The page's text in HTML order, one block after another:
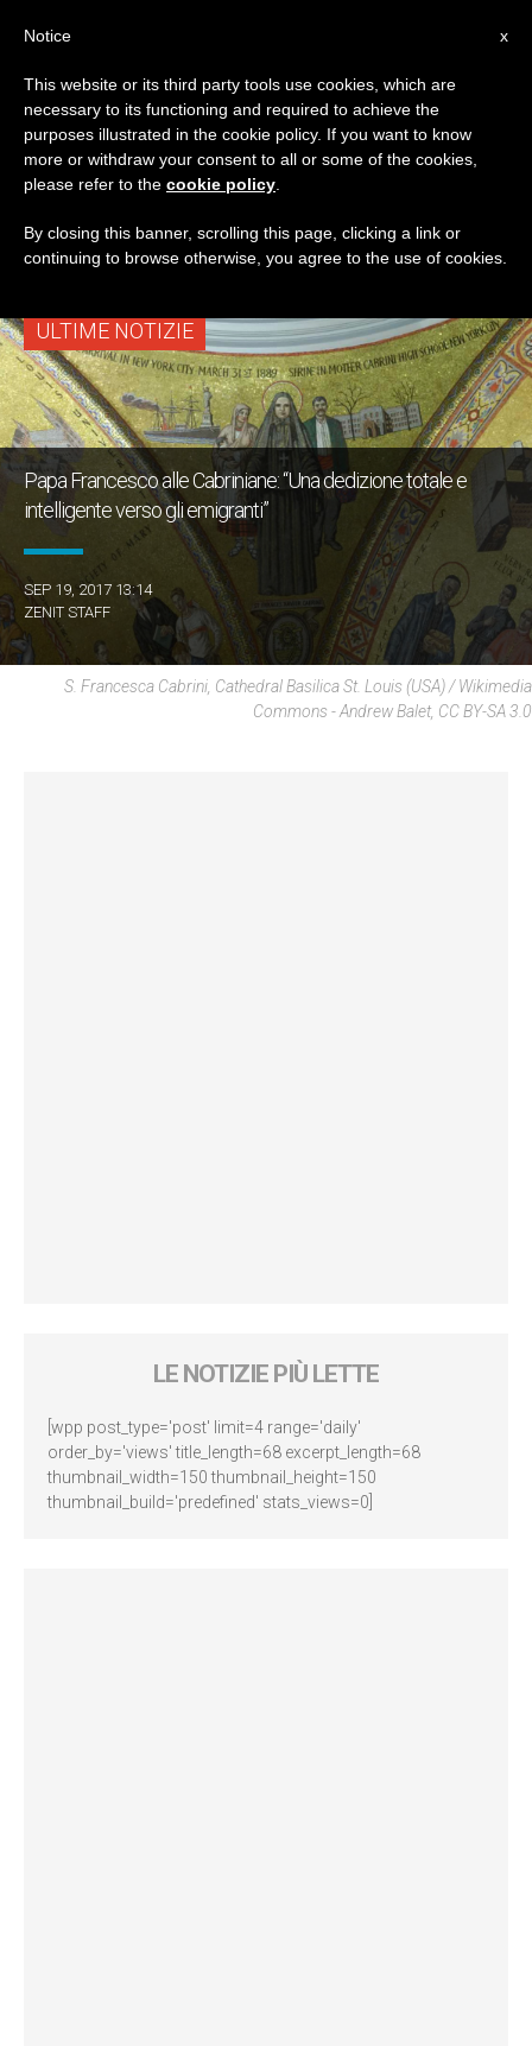
TAG
Posts Tagged
‘francesca Cabrini’
ULTIME NOTIZIE
Papa Francesco alle Cabriniane: “Una dedizione totale e
intelligente verso gli emigranti”
SEP 19, 2017 13:14
ZENIT STAFF
S. Francesca Cabrini, Cathedral Basilica St. Louis (USA) / Wikimedia
Commons - Andrew Balet, CC BY-SA 3.0
LE NOTIZIE PIÙ LETTE
[wpp post_type='post' limit=4 range='daily'
order_by='views' title_length=68 excerpt_length=68
thumbnail_width=150 thumbnail_height=150
thumbnail_build='predefined' stats_views=0]
x
Notice
This website or its third party tools use cookies, which are
necessary to its functioning and required to achieve the
purposes illustrated in the cookie policy. If you want to know
more or withdraw your consent to all or some of the cookies,
please refer to the cookie policy
By closing this banner, scrolling this page, clicking a link or
continuing to browse otherwise, you agree to the use of cookies.